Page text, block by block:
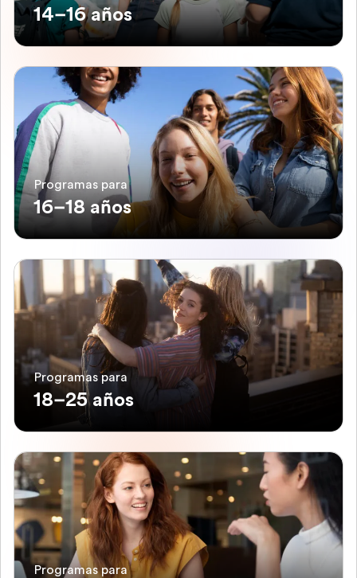
14–16 años
Programas para
16–18 años
Programas para
18–25 años
Programas para